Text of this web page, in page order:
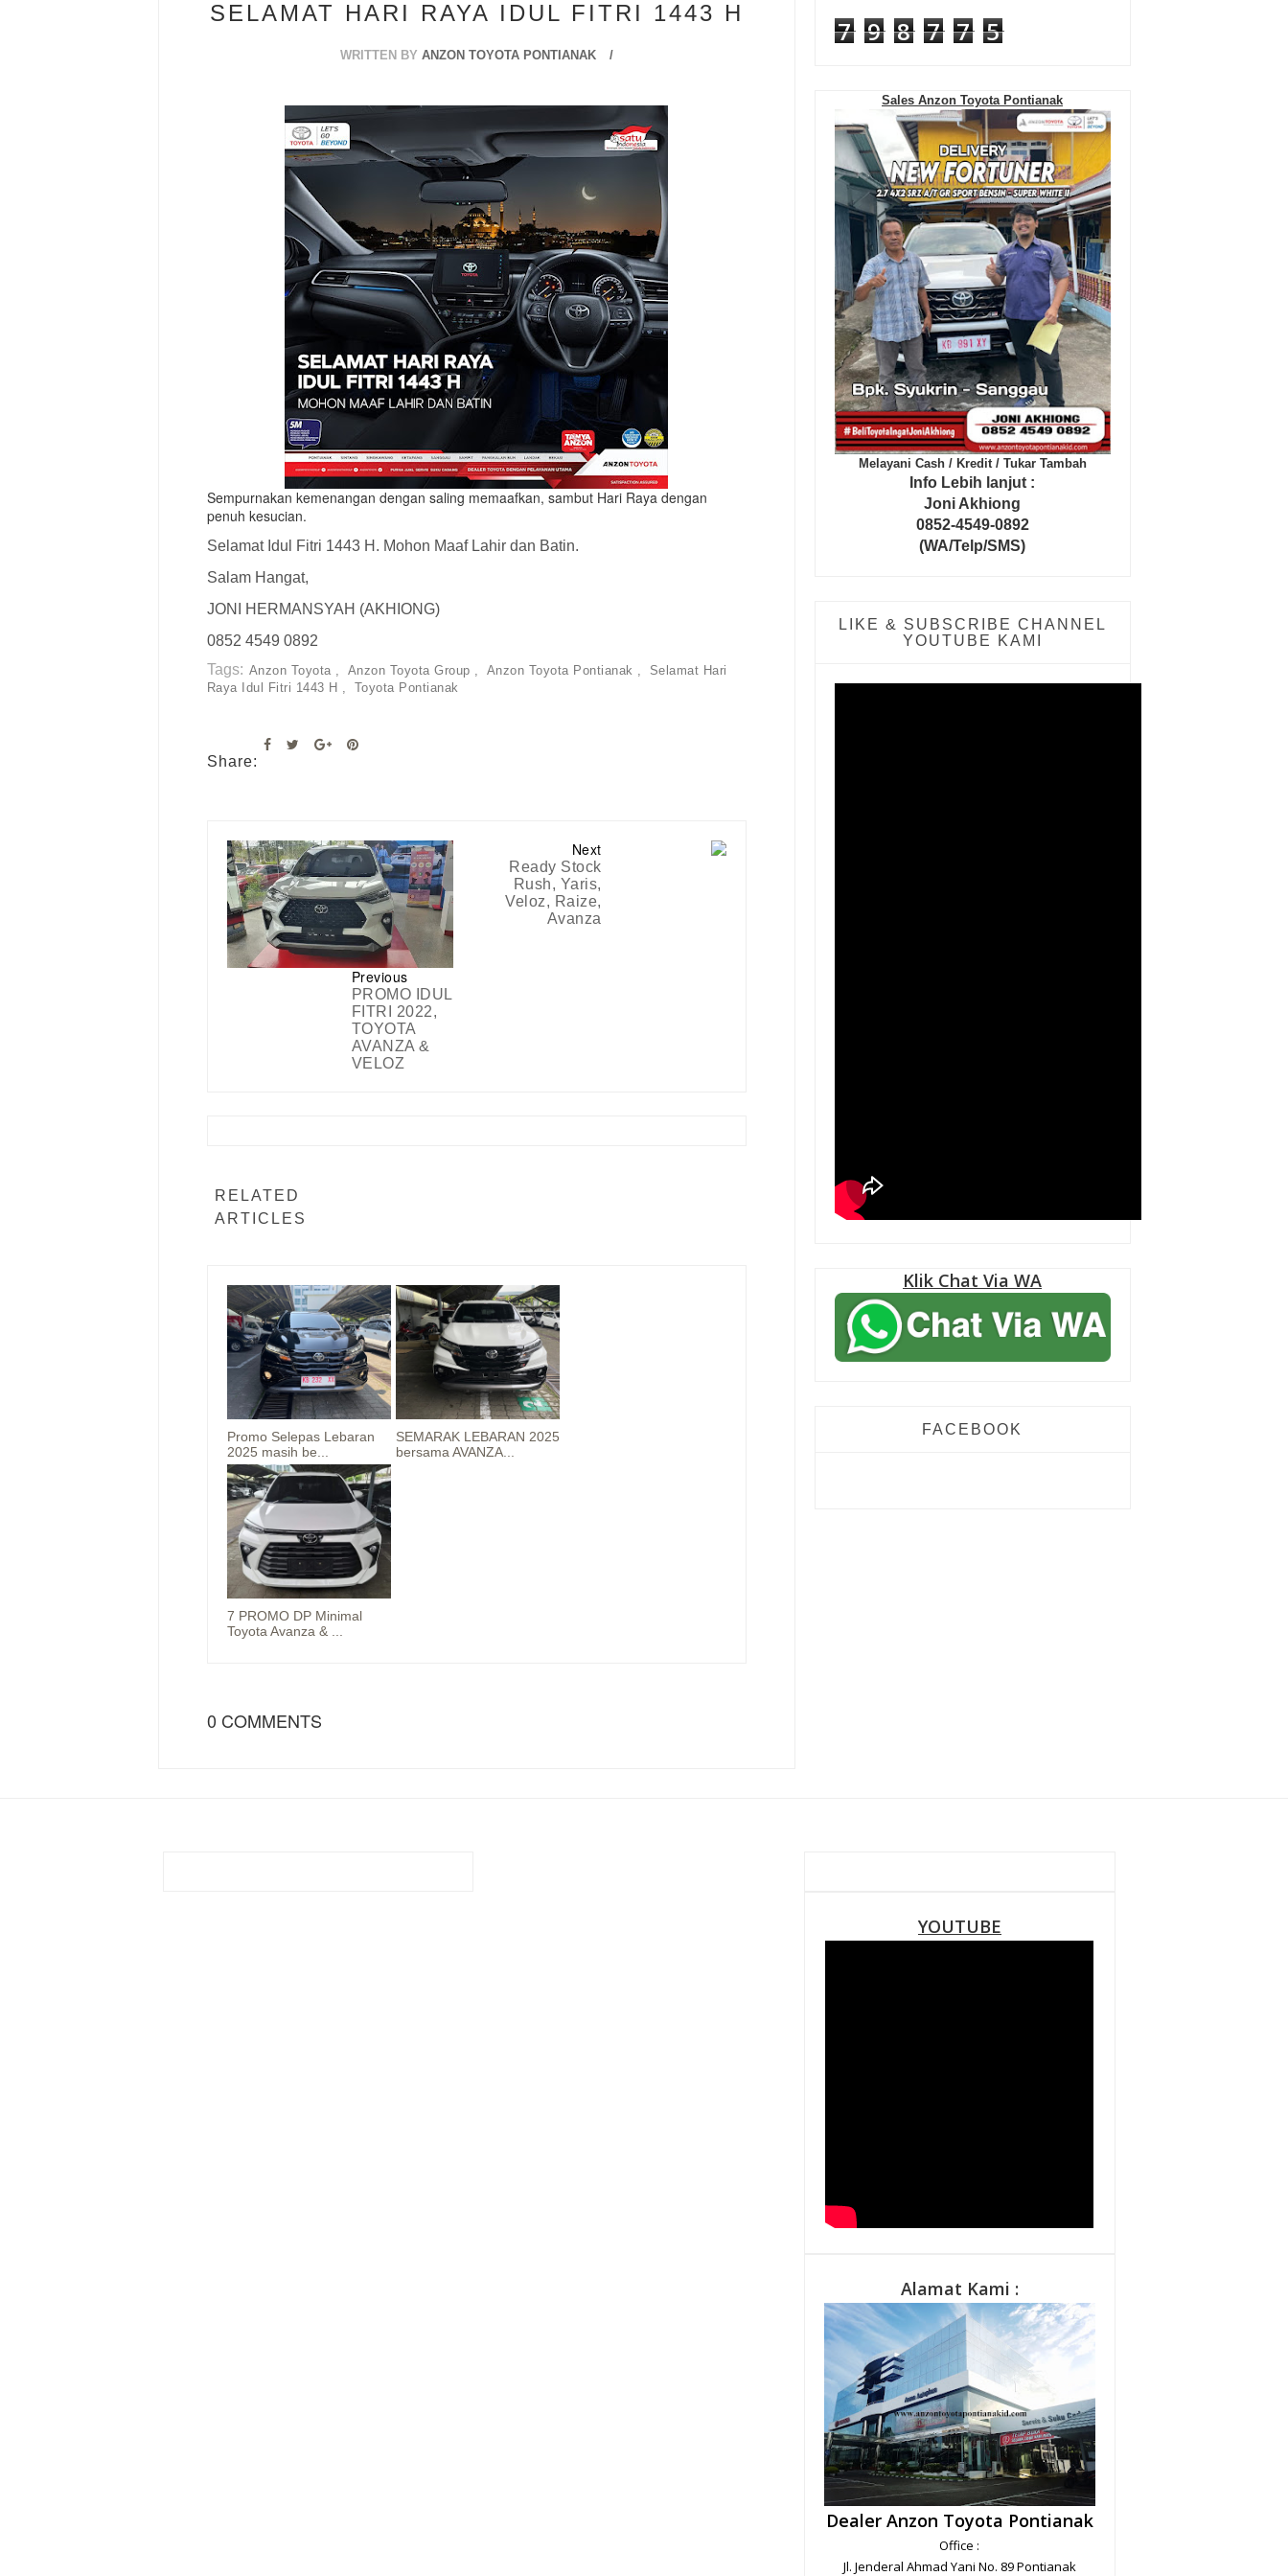
SELAMAT HARI RAYA IDUL FITRI 1443 H
WRITTEN BY ANZON TOYOTA PONTIANAK
Sempurnakan kemenangan dengan saling memaafkan, sambut Hari Raya dengan
penuh kesucian.
Selamat Idul Fitri 1443 H. Mohon Maaf Lahir dan Batin.
Salam Hangat,
JONI HERMANSYAH (AKHIONG)
0852 4549 0892
Tags: Anzon Toyota Anzon Toyota Group Anzon Toyota Pontianak
Selamat Hari
Raya Idul Fitri 1443 H
Toyota Pontianak
Share:
Next
Ready Stock
Rush, Yaris,
Veloz, Raize,
Avanza
Previous
PROMO IDUL
FITRI 2022,
TOYOTA
AVANZA &
VELOZ
RELATED
ARTICLES
Promo Selepas Lebaran
2025 masih be...
SEMARAK LEBARAN 2025
bersama AVANZA...
7 PROMO DP Minimal
Toyota Avanza & ...
0 COMMENTS
7 9 8 7 7 5
Sales Anzon Toyota Pontianak
Melayani Cash / Kredit / Tukar Tambah
Info Lebih lanjut :
Joni Akhiong
0852-4549-0892
(WA/Telp/SMS)
LIKE & SUBSCRIBE CHANNEL
YOUTUBE KAMI
Klik Chat Via WA
FACEBOOK
YOUTUBE
Alamat Kami :
Dealer Anzon Toyota Pontianak
Office :
Jl. Jenderal Ahmad Yani No. 89 Pontianak